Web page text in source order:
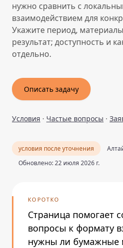
нужно сравнить с
взаимодействием для
Укажите период,
результат; доступность и
отдельно.
Описать задачу
Условия · Частые вопросы ·
условия после уточнения
Обновлено: 22 июля 2026 г.
КОРОТКО
Страница помогает
вопросы к формату
нужны ли бумажные